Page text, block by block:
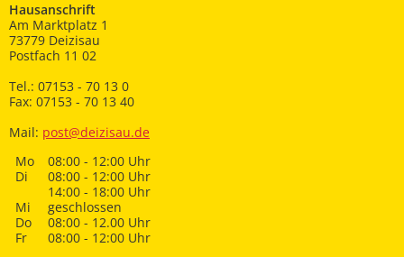
Hausanschrift
Am Marktplatz 1
73779 Deizisau
Postfach 11 02
Tel.: 07153 - 70 13 0
Fax: 07153 - 70 13 40
Mail: post@deizisau.de
Mo
08:00 - 12:00 Uhr
Di
08:00 - 12:00 Uhr
14:00 - 18:00 Uhr
Mi
geschlossen
Do
08:00 - 12.00 Uhr
Fr
08:00 - 12:00 Uhr